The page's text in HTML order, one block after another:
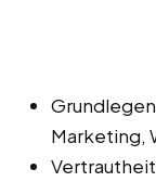
Marketing,